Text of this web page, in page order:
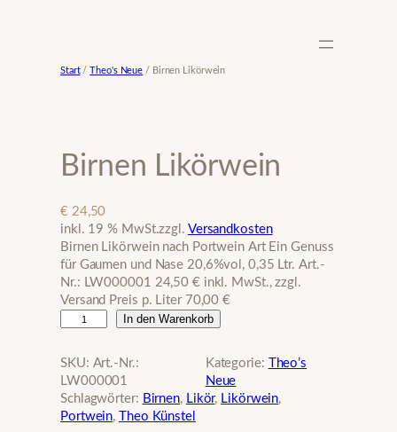
Start/Theo's Neue / Birnen Likörwein
Birnen Likörwein
€24,50
inkl. 19 % MwSt.zzgl. Versandkosten
Birnen Likörwein nach Portwein Art Ein Genuss
für Gaumen und Nase 20,6%vol, 0,35 Ltr. Art.-
Nr.: LW000001 24,50 € inkl. MwSt., zzgl.
Versand Preis p. Liter 70,00 €
n
e
n
L
In den Warenkorb
SKU: Art.-Nr.:
LW000001
Kategorie: Theo’s
Neue
Schlagwörter: Birnen, Likör, Likörwein
Portwein, Theo Künstel